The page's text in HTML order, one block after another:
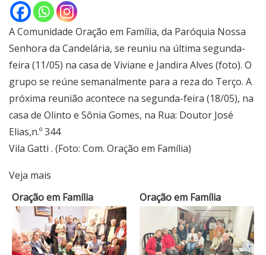
A Comunidade Oração em Família, da Paróquia Nossa
Senhora da Candelária, se reuniu na última segunda-
feira (11/05) na casa de Viviane e Jandira Alves (foto). O
grupo se reúne semanalmente para a reza do Terço. A
próxima reunião acontece na segunda-feira (18/05), na
casa de Olinto e Sônia Gomes, na Rua: Doutor José
Elias,n.º 344
Vila Gatti . (Foto: Com. Oração em Família)
Veja mais
Oração em Família
Oração em Família